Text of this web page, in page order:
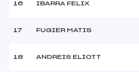
16 IBARRA FELIX
17 FUGIER MATIS
18 ANDREIS ELIOTT